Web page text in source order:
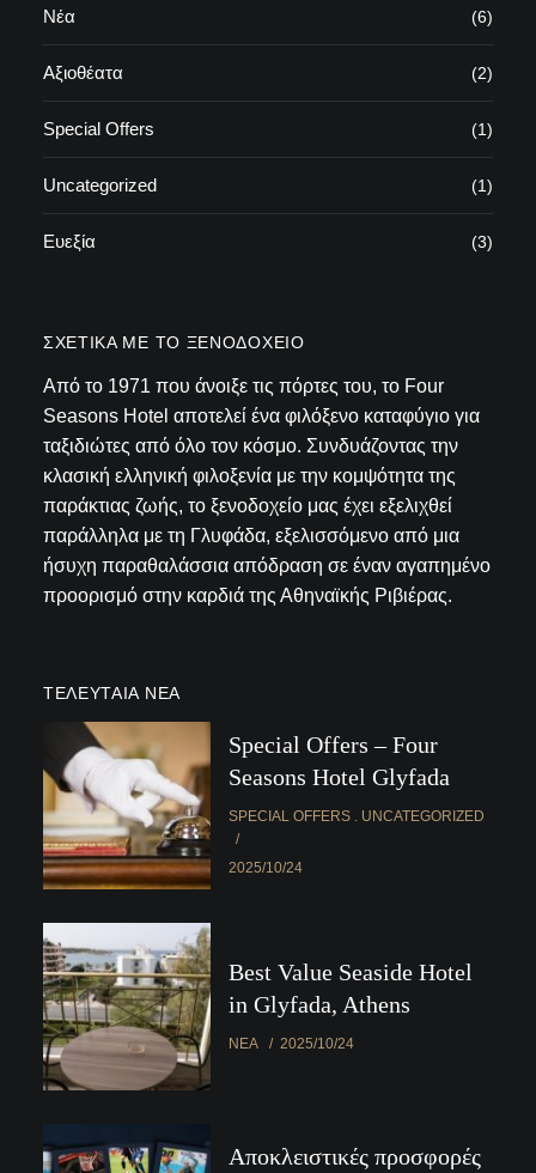
Νέα (6)
Αξιοθέατα (2)
Special Offers (1)
Uncategorized (1)
Ευεξία (3)
ΣΧΕΤΙΚΆ ΜΕ ΤΟ ΞΕΝΟΔΟΧΕΊΟ
Από το 1971 που άνοιξε τις πόρτες του, το Four
Seasons Hotel αποτελεί ένα φιλόξενο καταφύγιο για
ταξιδιώτες από όλο τον κόσμο. Συνδυάζοντας την
κλασική ελληνική φιλοξενία με την κομψότητα της
παράκτιας ζωής, το ξενοδοχείο μας έχει εξελιχθεί
παράλληλα με τη Γλυφάδα, εξελισσόμενο από μια
ήσυχη παραθαλάσσια απόδραση σε έναν αγαπημένο
προορισμό στην καρδιά της Αθηναϊκής Ριβιέρας.
ΤΕΛΕΥΤΑΊΑ ΝΈΑ
Special Offers – Four
Seasons Hotel Glyfada
SPECIAL OFFERS UNCATEGORIZED
2025/10/24
Best Value Seaside Hotel
in Glyfada, Athens
ΝΈΑ 2025/10/24
Αποκλειστικές προσφορές